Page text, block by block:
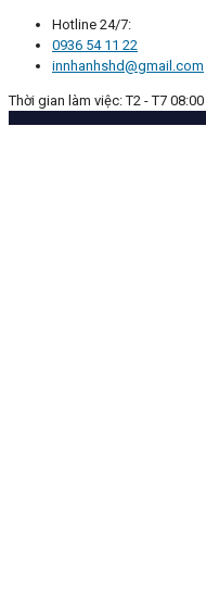
Hotline 24/7:
0936 54 11 22
innhanhshd@gmail.com
Thời gian làm việc: T2 - T7